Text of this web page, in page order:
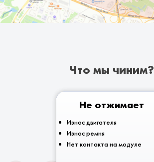
Что мы чиним?
Не отжимает
Износ двигателя
Износ ремня
Нет контакта на модуле